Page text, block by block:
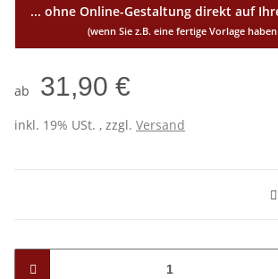
... ohne Online-Gestaltung direkt auf
(wenn Sie z.B. eine fertige Vorlage
ab 31,90 €
inkl. 19% USt. , zzgl. Versand